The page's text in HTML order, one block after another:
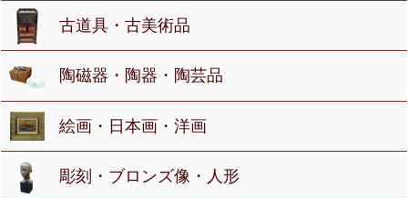
古道具・古美術品
陶磁器・陶器・陶芸品
絵画・日本画・洋画
彫刻・ブロンズ像・人形